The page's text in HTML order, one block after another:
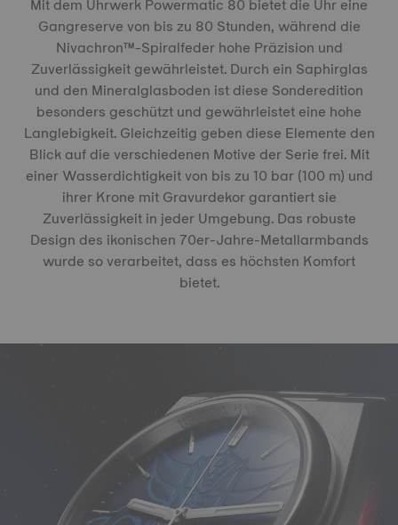
Gangreserve von bis zu 80 Stunden, während die
Nivachron™-Spiralfeder hohe Präzision und
Zuverlässigkeit gewährleistet. Durch ein Saphirglas
und den Mineralglasboden ist diese Sonderedition
besonders geschützt und gewährleistet eine hohe
Langlebigkeit. Gleichzeitig geben diese Elemente den
Blick auf die verschiedenen Motive der Serie frei. Mit
einer Wasserdichtigkeit von bis zu 10 bar (100 m) und
ihrer Krone mit Gravurdekor garantiert sie
Zuverlässigkeit in jeder Umgebung. Das robuste
Design des ikonischen 70er-Jahre-Metallarmbands
wurde so verarbeitet, dass es höchsten Komfort
bietet.